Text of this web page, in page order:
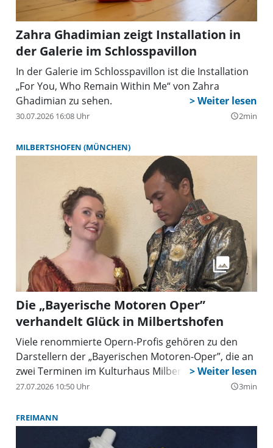
Zahra Ghadimian zeigt Installation in
der Galerie im Schlosspavillon
In der Galerie im Schlosspavillon ist die Installation
„For You, Who Remain Within Me“ von Zahra
Ghadimian zu sehen.
30.07.2026 16:08 Uhr query_builder2min
MILBERTSHOFEN (MÜNCHEN)
Die „Bayerische Motoren Oper”
verhandelt Glück in Milbertshofen
Viele renommierte Opern-Profis gehören zu den
Darstellern der „Bayerischen Motoren-Oper”, die an
zwei Terminen im Kulturhaus Milbertshofen gezeigt
wird.
27.07.2026 10:50 Uhr query_builder3min
FREIMANN